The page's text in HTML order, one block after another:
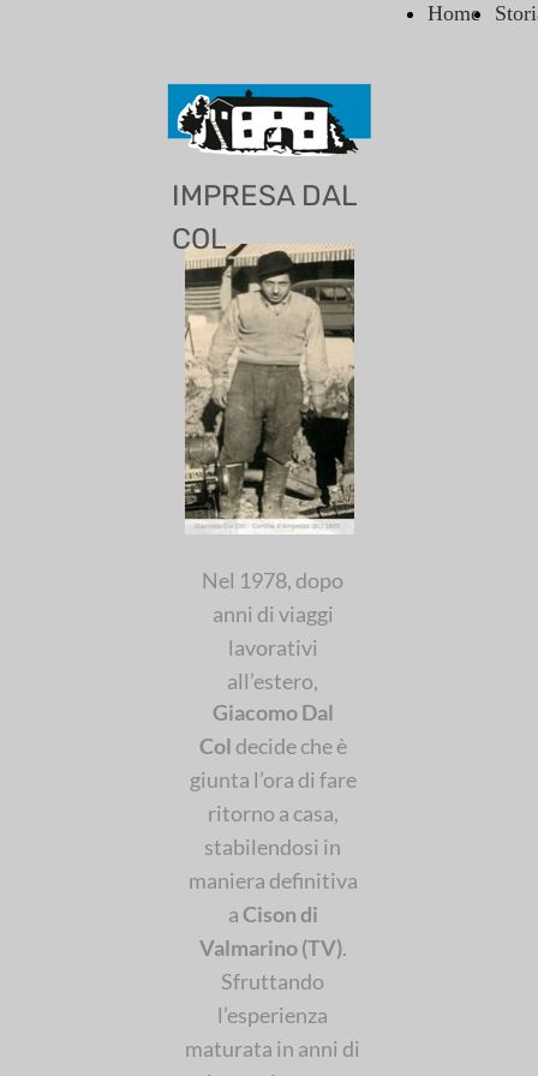
Home
IMPRESA DAL
COL
Nel 1978, dopo
anni di viaggi
lavorativi
all’estero,
Giacomo Dal
Col decide che è
giunta l’ora di fare
ritorno a casa,
stabilendosi in
maniera definitiva
aCison di
Valmarino (TV).
Sfruttando
l’esperienza
maturata in anni di